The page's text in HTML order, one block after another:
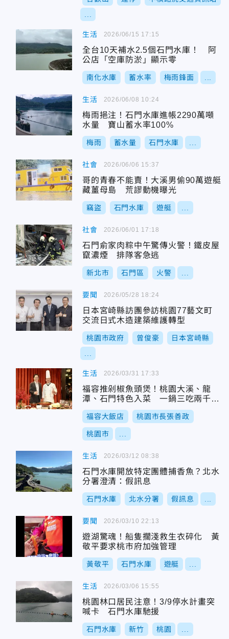
生活
全台10天補水2.5個石門水庫！ 阿
公店「空庫防淤」顯示零
南化水庫 蓄水率 梅雨鋒面
2026/06/15 17:15
生活
梅雨挹注！石門水庫進帳2290萬噸
水量 寶山蓄水率100%
梅雨 蓄水量 石門水庫
2026/06/08 10:24
社會
哥的青春不能賣！大溪男偷90萬遊艇
藏薑母島 荒謬動機曝光
竊盜 石門水庫 遊艇
2026/06/06 15:37
社會
石門俞家肉粽中午驚傳火警！鐵皮屋
竄濃煙 排隊客急逃
新北市 石門區 火警
2026/06/01 17:18
要聞
日本宮崎縣訪團參訪桃園77藝文町
交流日式木造建築維護轉型
桃園市政府 曾俊豪 日本宮崎縣
2026/05/28 18:24
生活
福容推剁椒魚頭煲！桃園大溪、龍
潭、石門特色入菜 一鍋三吃兩千有
找
福容大飯店 桃園市長張善政
桃園市
2026/03/31 17:33
生活
石門水庫開放特定團體捕香魚？北水
分署澄清：假訊息
石門水庫 北水分署 假訊息
2026/03/12 08:38
要聞
遊湖驚魂！船隻擱淺救生衣碎化 黃
敬平要求桃市府加強管理
黃敬平 石門水庫 遊艇
2026/03/10 22:13
生活
桃園林口居民注意！3/9停水計畫突
喊卡 石門水庫馳援
石門水庫 新竹 桃園
2026/03/06 15:55